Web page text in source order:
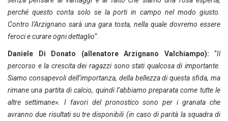
perché questo conta solo se la porti in campo nel modo giusto.
Contro l’Arzignano sarà una gara tosta, nella quale dovremo essere
feroci e curare ogni dettaglio“.
Daniele Di Donato (allenatore Arzignano Valchiampo): “Il
percorso e la crescita dei ragazzi sono stati qualcosa di importante.
Siamo consapevoli dell’importanza, della bellezza di questa sfida, ma
rimane una partita di calcio, quindi l’abbiamo preparata come tutte le
altre settimane». I favori del pronostico sono per i granata che
avranno due risultati su tre disponibili (in caso di parità la squadra di